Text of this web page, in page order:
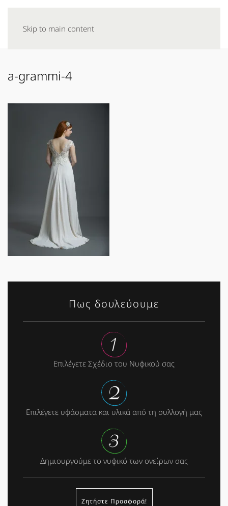
Skip to main content
a-grammi-4
Πως δουλεύουμε
Επιλέγετε Σχέδιο του Νυφικού σας
Επιλέγετε υφάσματα και υλικά από τη συλλογή μας
Δημιουργούμε το νυφικό των ονείρων σας
Ζητήστε Προσφορά!